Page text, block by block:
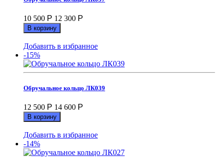
10 500 Р 12 300 Р
В корзину
Добавить в избранное
-15%
Обручальное кольцо ЛК039
12 500 Р 14 600 Р
В корзину
Добавить в избранное
-14%